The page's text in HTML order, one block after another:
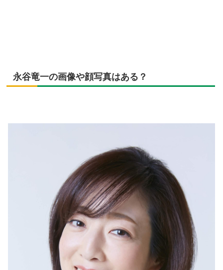
永谷竜一の画像や顔写真はある？